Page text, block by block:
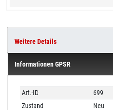
Weitere Details
Informationen GPSR
Technisches
Merkmal
Wert
Art.-ID
699
Zustand
Neu